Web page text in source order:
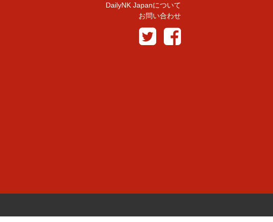
DailyNK Japanについて
お問い合わせ